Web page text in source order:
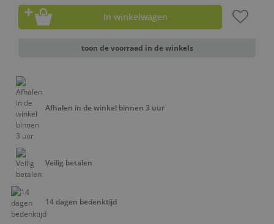
In winkelwagen
toon de voorraad in de winkels
Afhalen in de winkel binnen 3 uur
Veilig betalen
14 dagen bedenktijd